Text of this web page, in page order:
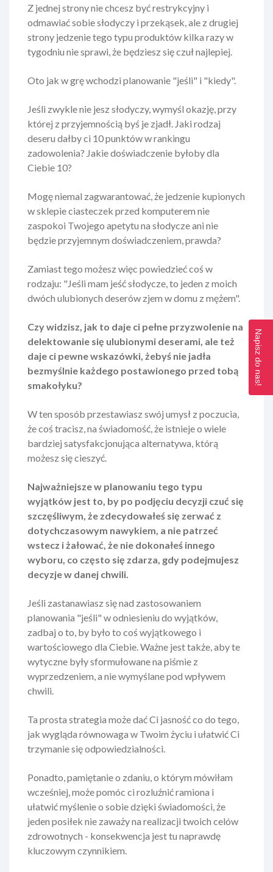
Z jednej strony nie chcesz być restrykcyjny i
odmawiać sobie słodyczy i przekąsek, ale z drugiej
strony jedzenie tego typu produktów kilka razy w
tygodniu nie sprawi, że będziesz się czuł najlepiej.
Oto jak w grę wchodzi planowanie "jeśli" i "kiedy".
Jeśli zwykle nie jesz słodyczy, wymyśl okazję, przy
której z przyjemnością byś je zjadł. Jaki rodzaj
deseru dałby ci 10 punktów w rankingu
zadowolenia? Jakie doświadczenie byłoby dla
Ciebie 10?
Mogę niemal zagwarantować, że jedzenie kupionych
w sklepie ciasteczek przed komputerem nie
zaspokoi Twojego apetytu na słodycze ani nie
będzie przyjemnym doświadczeniem, prawda?
Zamiast tego możesz więc powiedzieć coś w
rodzaju: "Jeśli mam jeść słodycze, to jeden z moich
dwóch ulubionych deserów zjem w domu z mężem".
Czy widzisz, jak to daje ci pełne przyzwolenie na
delektowanie się ulubionymi deserami, ale też
daje ci pewne wskazówki, żebyś nie jadła
bezmyślnie każdego postawionego przed tobą
smakołyku?
W ten sposób przestawiasz swój umysł z poczucia,
że coś tracisz, na świadomość, że istnieje o wiele
bardziej satysfakcjonująca alternatywa, którą
możesz się cieszyć.
Najważniejsze w planowaniu tego typu
wyjątków jest to, by po podjęciu decyzji czuć się
szczęśliwym, że zdecydowałeś się zerwać z
dotychczasowym nawykiem, a nie patrzeć
wstecz i żałować, że nie dokonałeś innego
wyboru, co często się zdarza, gdy podejmujesz
decyzje w danej chwili.
Jeśli zastanawiasz się nad zastosowaniem
planowania "jeśli" w odniesieniu do wyjątków,
zadbaj o to, by było to coś wyjątkowego i
wartościowego dla Ciebie. Ważne jest także, aby te
wytyczne były sformułowane na piśmie z
wyprzedzeniem, a nie wymyślane pod wpływem
chwili.
Ta prosta strategia może dać Ci jasność co do tego,
jak wygląda równowaga w Twoim życiu i ułatwić Ci
trzymanie się odpowiedzialności.
Ponadto, pamiętanie o zdaniu, o którym mówiłam
wcześniej, może pomóc ci rozluźnić ramiona i
ułatwić myślenie o sobie dzięki świadomości, że
jeden posiłek nie zaważy na realizacji twoich celów
zdrowotnych - konsekwencja jest tu naprawdę
kluczowym czynnikiem.
Napisz do nas!